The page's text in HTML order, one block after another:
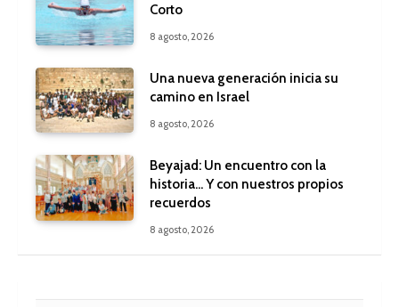
Corto
8 agosto, 2026
Una nueva generación inicia su
camino en Israel
8 agosto, 2026
Beyajad: Un encuentro con la
historia… Y con nuestros propios
recuerdos
8 agosto, 2026